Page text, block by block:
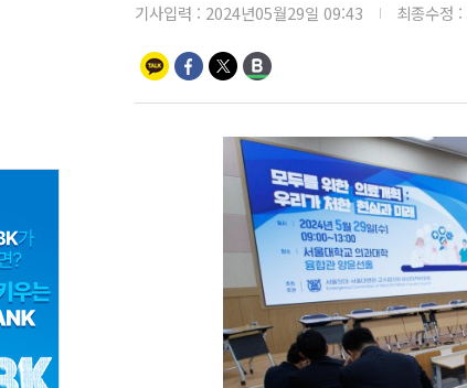
기사입력 : 2024년05월29일 09:43 최종수정 :